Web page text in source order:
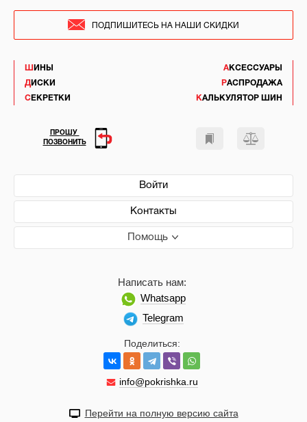
ШИНЫ
ДИСКИ
СЕКРЕТКИ
АКСЕССУАРЫ
РАСПРОДАЖА
КАЛЬКУЛЯТОР ШИН
Войти
Контакты
Помощь
Поделиться:
info@pokrishka.ru
Написать нам:
Whatsapp
Telegram
ПОДПИШИТЕСЬ НА НАШИ СКИДКИ
ПРОШУ
ПОЗВОНИТЬ
Перейти на полную версию сайта